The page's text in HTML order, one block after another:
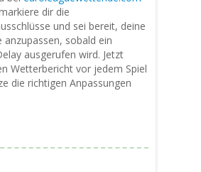
dir die
und sei bereit, deine
anzupassen, sobald ein
ausgerufen wird. Jetzt
Wetterbericht vor jedem Spiel
die richtigen Anpassungen